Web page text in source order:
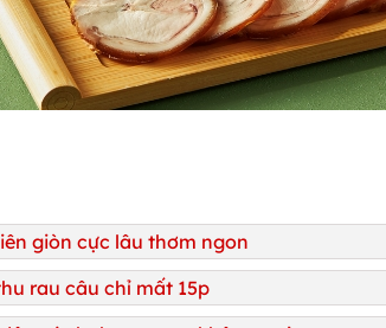
giòn cực lâu thơm ngon
rau câu chỉ mất 15p